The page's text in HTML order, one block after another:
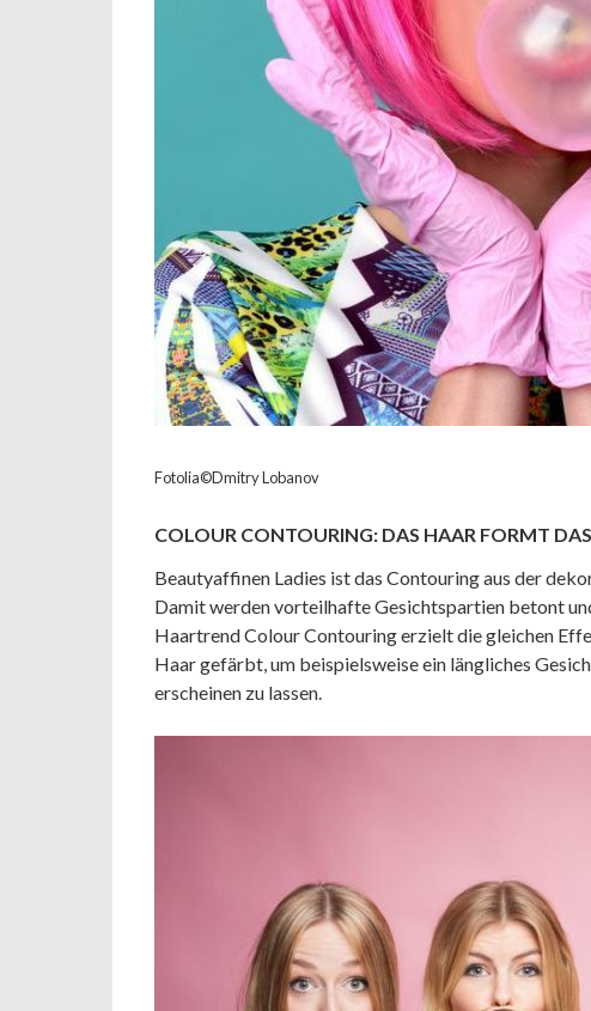
Fotolia©Dmitry Lobanov
COLOUR CONTOURING: DAS HAAR FORMT
Beautyaffinen Ladies ist das Contouring aus der
Damit werden vorteilhafte Gesichtspartien betont
Haartrend Colour Contouring erzielt die gleichen
Haar gefärbt, um beispielsweise ein längliches
erscheinen zu lassen.